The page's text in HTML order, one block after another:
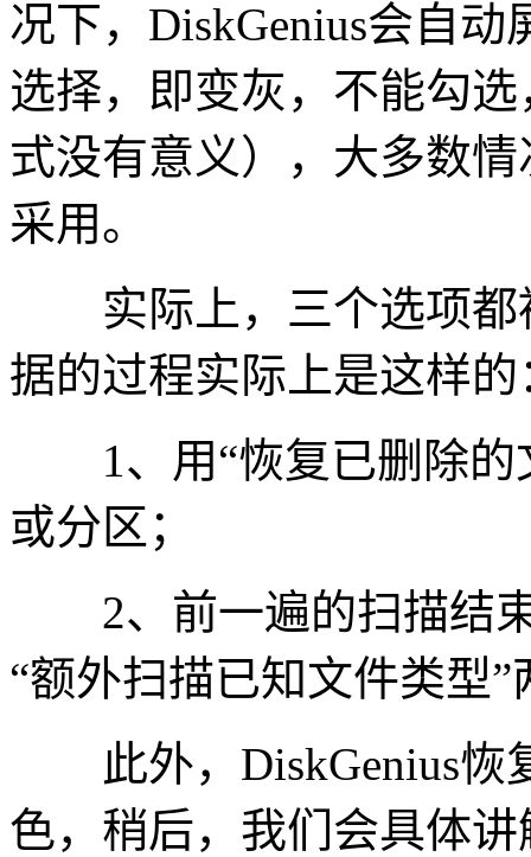
况下，DiskGenius会自
选择，即变灰，不能勾
式没有意义），大多数
采用。
实际上，三个选项都
据的过程实际上是这样的
1、用“恢复已删除的
或分区；
2、前一遍的扫描结束
“额外扫描已知文件类型
此外，DiskGenius恢
色，稍后，我们会具体讲